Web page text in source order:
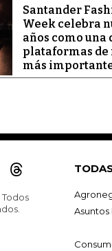
Santander
Week celebra
años como una
plataformas de
más
Todos
Asuntos